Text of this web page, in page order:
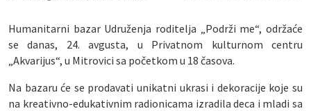
Humanitarni bazar Udruženja roditelja „Podrži me“, održaće
se danas, 24. avgusta, u Privatnom kulturnom centru
„Akvarijus“, u Mitrovici sa početkom u 18 časova.
Na bazaru će se prodavati unikatni ukrasi i dekoracije koje su
na kreativno-edukativnim radionicama izradila deca i mladi sa